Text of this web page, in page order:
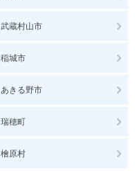
武蔵村山市
稲城市
あきる野市
瑞穂町
檜原村